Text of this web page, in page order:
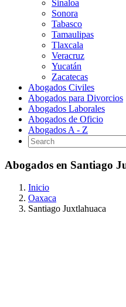
Sinaloa
Sonora
Tabasco
Tamaulipas
Tlaxcala
Veracruz
Yucatán
Zacatecas
Abogados Civiles
Abogados para Divorcios
Abogados Laborales
Abogados de Oficio
Abogados A - Z
Abogados en Santiago
Inicio
Oaxaca
Santiago Juxtlahuaca